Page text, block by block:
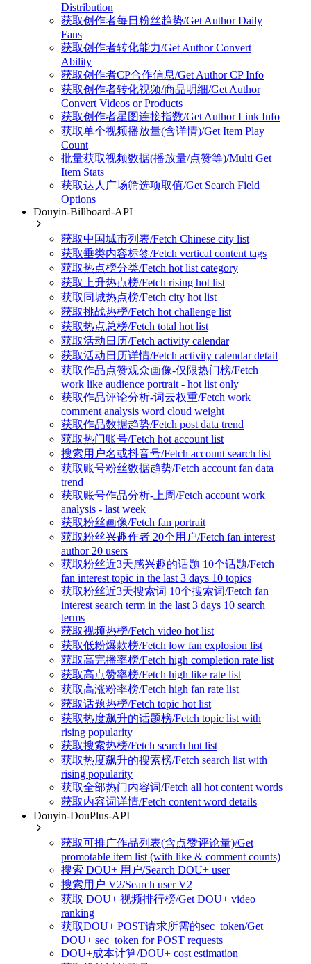
Distribution
获取创作者每日粉丝趋势/Get Author Daily
Fans
获取创作者转化能力/Get Author Convert
Ability
获取创作者CP合作信息/Get Author CP Info
获取创作者转化视频/商品明细/Get Author
Convert Videos or Products
获取创作者星图连接指数/Get Author Link Info
获取单个视频播放量(含详情)/Get Item Play
Count
批量获取视频数据(播放量/点赞等)/Multi Get
Item Stats
获取达人广场筛选项取值/Get Search Field
Options
Douyin-Billboard-API
获取中国城市列表/Fetch Chinese city list
获取垂类内容标签/Fetch vertical content tags
获取热点榜分类/Fetch hot list category
获取上升热点榜/Fetch rising hot list
获取同城热点榜/Fetch city hot list
获取挑战热榜/Fetch hot challenge list
获取热点总榜/Fetch total hot list
获取活动日历/Fetch activity calendar
获取活动日历详情/Fetch activity calendar detail
获取作品点赞观众画像-仅限热门榜/Fetch
work like audience portrait - hot list only
获取作品评论分析-词云权重/Fetch work
comment analysis word cloud weight
获取作品数据趋势/Fetch post data trend
获取热门账号/Fetch hot account list
搜索用户名或抖音号/Fetch account search list
获取账号粉丝数据趋势/Fetch account fan data
trend
获取账号作品分析-上周/Fetch account work
analysis - last week
获取粉丝画像/Fetch fan portrait
获取粉丝兴趣作者 20个用户/Fetch fan interest
author 20 users
获取粉丝近3天感兴趣的话题 10个话题/Fetch
fan interest topic in the last 3 days 10 topics
获取粉丝近3天搜索词 10个搜索词/Fetch fan
interest search term in the last 3 days 10 search
terms
获取视频热榜/Fetch video hot list
获取低粉爆款榜/Fetch low fan explosion list
获取高完播率榜/Fetch high completion rate list
获取高点赞率榜/Fetch high like rate list
获取高涨粉率榜/Fetch high fan rate list
获取话题热榜/Fetch topic hot list
获取热度飙升的话题榜/Fetch topic list with
rising popularity
获取搜索热榜/Fetch search hot list
获取热度飙升的搜索榜/Fetch search list with
rising popularity
获取全部热门内容词/Fetch all hot content words
获取内容词详情/Fetch content word details
Douyin-DouPlus-API
获取可推广作品列表(含点赞评论量)/Get
promotable item list (with like & comment counts)
搜索 DOU+ 用户/Search DOU+ user
搜索用户 V2/Search user V2
获取 DOU+ 视频排行榜/Get DOU+ video
ranking
获取DOU+ POST请求所需的sec_token/Get
DOU+ sec_token for POST requests
DOU+成本计算/DOU+ cost estimation